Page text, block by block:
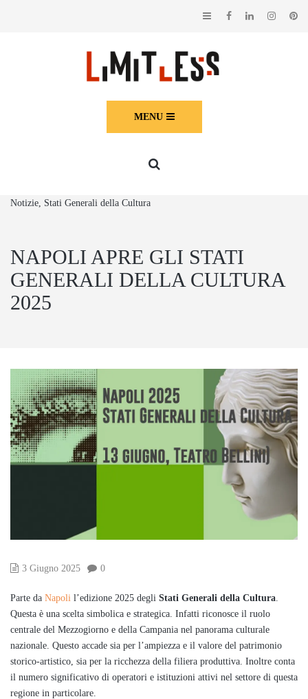
MENU
Notizie, Stati Generali della Cultura
NAPOLI APRE GLI STATI
GENERALI DELLA CULTURA
2025
3 Giugno 2025 0
Parte da Napoli l’edizione 2025 degli Stati Generali della Cultura
Questa è una scelta simbolica e strategica. Infatti riconosce il ruolo
centrale del Mezzogiorno e della Campania nel panorama culturale
nazionale. Questo accade sia per l’ampiezza e il valore del patrimonio
storico-artistico, sia per la ricchezza della filiera produttiva. Inoltre conta
il numero significativo di operatori e istituzioni attivi nel settore di questa
regione in particolare.